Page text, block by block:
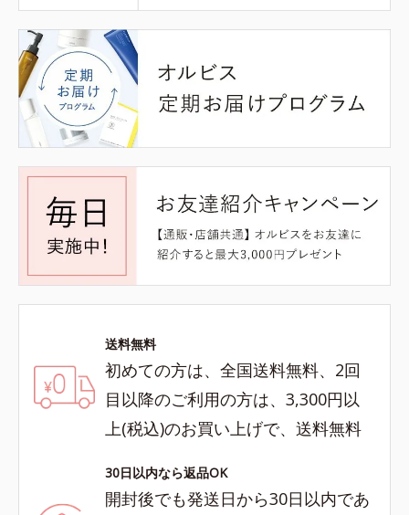
送料無料
初めての方は、全国送料無料、2回
目以降のご利用の方は、3,300円以
上(税込)のお買い上げで、送料無料
30日以内なら返品OK
開封後でも発送日から30日以内であ